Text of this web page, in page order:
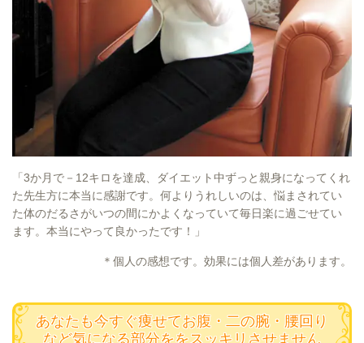
「3か月で－12キロを達成、ダイエット中ずっと親身になってくれ
た先生方に本当に感謝です。何よりうれしいのは、悩まされてい
た体のだるさがいつの間にかよくなっていて毎日楽に過ごせてい
ます。本当にやって良かったです！」
＊個人の感想です。効果には個人差があります。
あなたも今すぐ痩せてお腹・二の腕・腰回り
など気になる部分ををスッキリさせません